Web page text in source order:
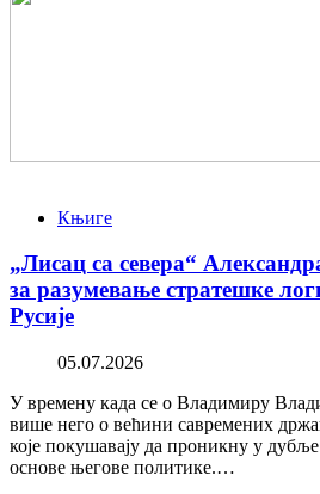
Књиге
„Лисац са севера“
за разумевање стратешке
Русије
05.07.2026
У времену када се о Владимиру
више него о већини савремених
које покушавају да проникну у
основе његове политике.…